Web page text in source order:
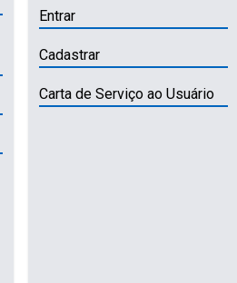
Entrar
Cadastrar
Carta de Serviço ao Usuário